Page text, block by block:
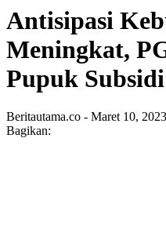
Antisipasi
Meningkat,
Pupuk
Beritautama.co - Maret 10, 2023
Bagikan: